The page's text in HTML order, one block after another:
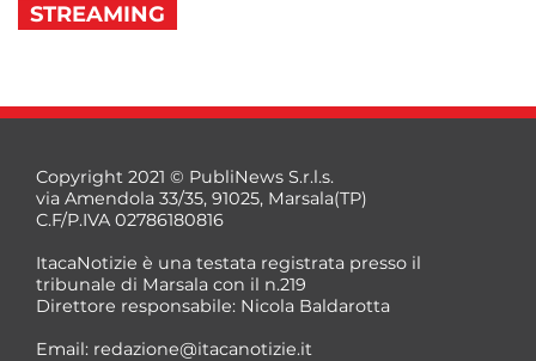
STREAMING
Copyright 2021 © PubliNews S.r.l.s.
via Amendola 33/35, 91025, Marsala(TP)
C.F/P.IVA 02786180816
ItacaNotizie è una testata registrata presso il
tribunale di Marsala con il n.219
Direttore responsabile: Nicola Baldarotta
Email: redazione@itacanotizie.it